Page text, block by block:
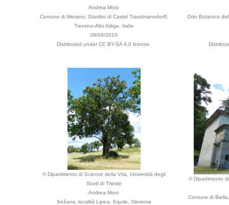
Andrea Moro
Comune di Merano, Giardini di Castel Trauttmansdorff,
Trentino-Alto Adige, Italia
09/04/2010
Distributed under CC BY-SA 4.0 license.
Orto Botanico
© Dipartimento di Scienze della Vita, Università degli
Studi di Trieste
Andrea Moro
Sežana, località Lipica, Equile, Slovenia
© Dipartimento
Comune di